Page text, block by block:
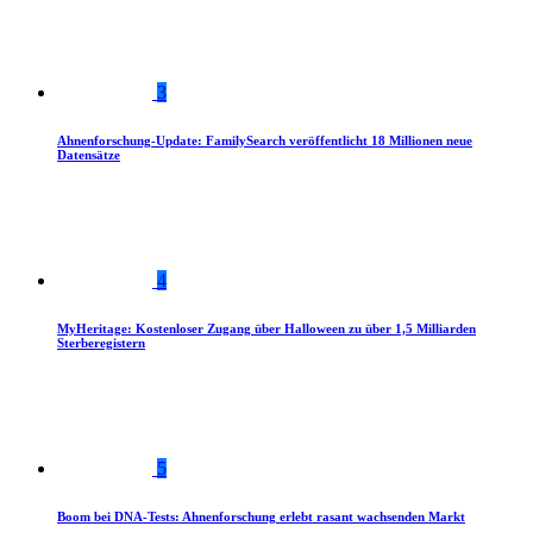
3
Ahnenforschung-Update: FamilySearch veröffentlicht 18 Millionen neue
Datensätze
4
MyHeritage: Kostenloser Zugang über Halloween zu über 1,5 Milliarden
Sterberegistern
5
Boom bei DNA-Tests: Ahnenforschung erlebt rasant wachsenden Markt